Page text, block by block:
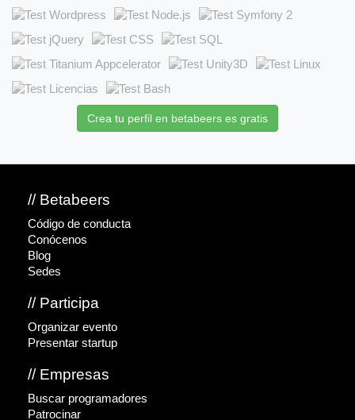
Crea tu perfil en betabeers es gratis
// Betabeers
Código de conducta
Conócenos
Blog
Sedes
// Participa
Organizar evento
Presentar startup
// Empresas
Buscar programadores
Patrocinar